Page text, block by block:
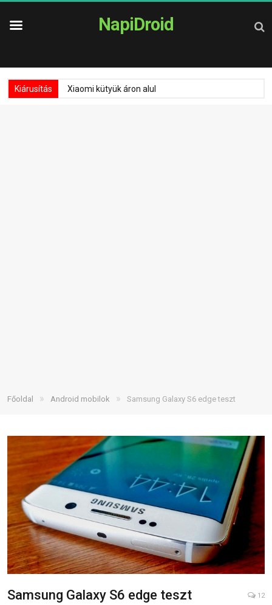
NapiDroid
Kiárusítás Xiaomi kütyük áron alul
Főoldal » Android mobilok » Samsung Galaxy S6 edge teszt
Samsung Galaxy S6 edge teszt 12